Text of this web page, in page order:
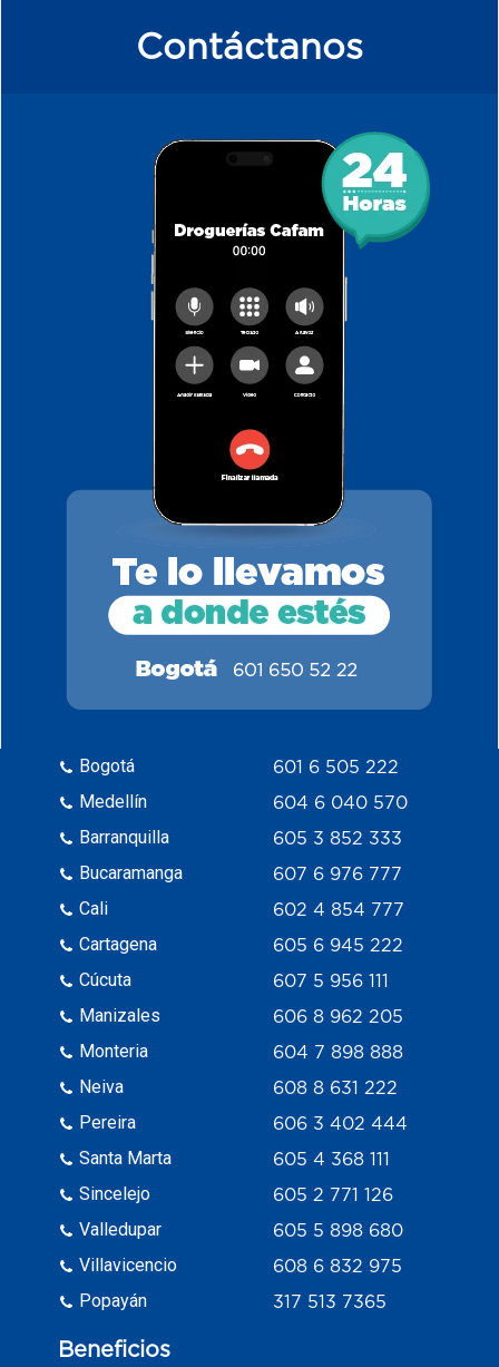
Contáctanos
Bogotá
Medellín
Barranquilla
Bucaramanga
Cali
Cartagena
Cúcuta
Manizales
Monteria
Neiva
Pereira
Santa Marta
Sincelejo
Valledupar
Villavicencio
Popayán
601 6 505 222
604 6 040 570
605 3 852 333
607 6 976 777
602 4 854 777
605 6 945 222
607 5 956 111
606 8 962 205
604 7 898 888
608 8 631 222
606 3 402 444
605 4 368 111
605 2 771 126
605 5 898 680
608 6 832 975
317 513 7365
Beneficios